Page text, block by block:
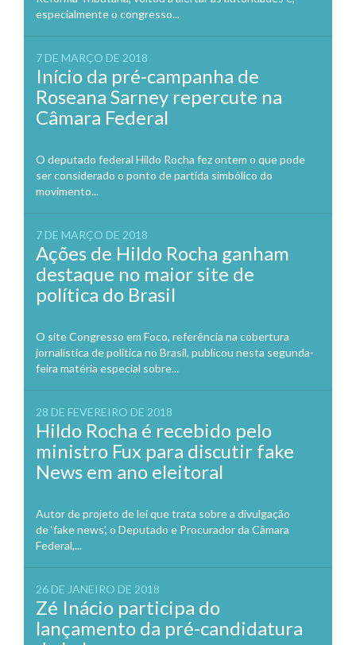
especialmente o congresso...
7 DE MARÇO DE 2018
Início da pré-campanha de
Roseana Sarney repercute na
Câmara Federal
O deputado federal Hildo Rocha fez ontem o que pode
ser considerado o ponto de partida simbólico do
movimento...
7 DE MARÇO DE 2018
Ações de Hildo Rocha ganham
destaque no maior site de
política do Brasil
O site Congresso em Foco, referência na cobertura
jornalística de política no Brasil, publicou nesta segunda-
feira matéria especial sobre...
28 DE FEVEREIRO DE 2018
Hildo Rocha é recebido pelo
ministro Fux para discutir fake
News em ano eleitoral
Autor de projeto de lei que trata sobre a divulgação
de ‘fake news’, o Deputado e Procurador da Câmara
Federal,...
26 DE JANEIRO DE 2018
Zé Inácio participa do
lançamento da pré-candidatura